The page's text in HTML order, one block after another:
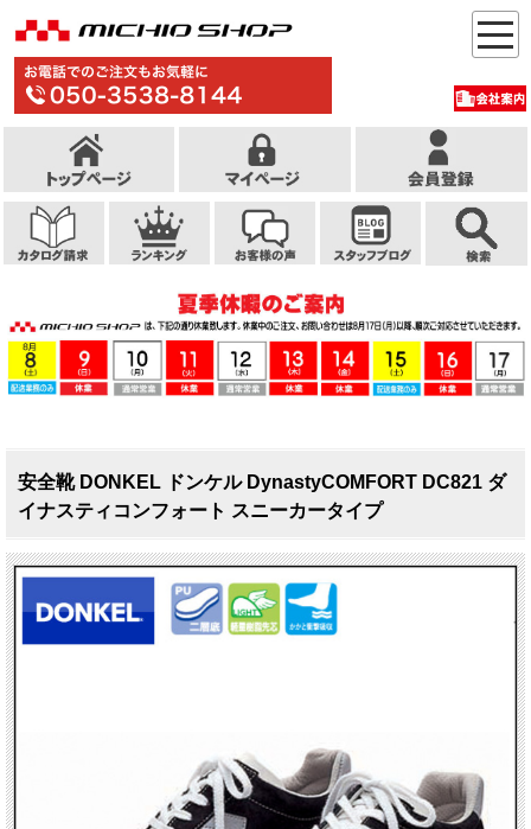
安全靴 DONKEL ドンケル DynastyCOMFORT DC821 ダ
イナスティコンフォート スニーカータイプ